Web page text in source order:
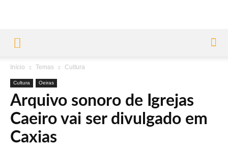
Início Temas Cultura
Cultura Oeiras
Arquivo sonoro de Igrejas
Caeiro vai ser divulgado em
Caxias